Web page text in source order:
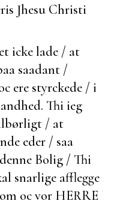
Jhesu Christi
icke lade / at
saadant /
ere styrckede / i
Thi ieg
/ at
eder / saa
Bolig / Thi
snarlige afflegge
oc vor HERRE